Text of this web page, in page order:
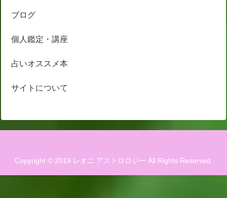
ブログ
個人鑑定・講座
占いオススメ本
サイトについて
Copyright © 2019 レオニ アストロロジー All Rights Reserved.